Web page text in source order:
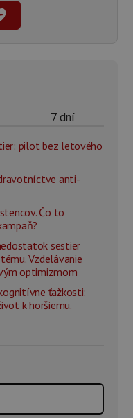
7 dní
pilot bez letového
anti-
Čo to
sestier
Vzdelávanie
optimizmom
ťažkosti:
k horšiemu.